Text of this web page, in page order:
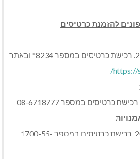
להזמנת כרטיסים
https://
מוצ"ש 30.3 בשעה 20:30. רכישת כרטיסים במספר 1700-55-